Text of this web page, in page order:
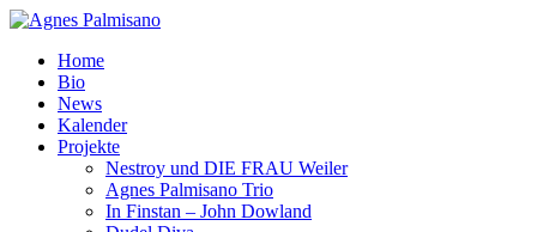
Home
Bio
News
Kalender
Projekte
Nestroy und DIE FRAU Weiler
Agnes Palmisano Trio
In Finstan – John Dowland